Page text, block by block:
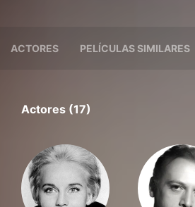
ACTORES PELÍCULAS SIMILARES
Actores (17)